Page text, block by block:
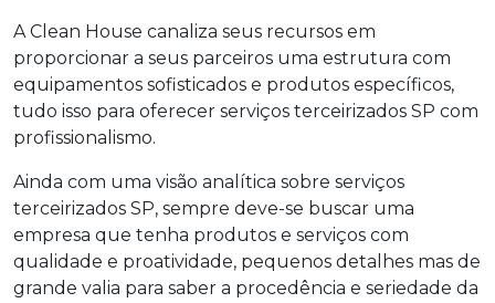
A Clean House canaliza seus recursos em
proporcionar a seus parceiros uma estrutura com
equipamentos sofisticados e produtos específicos,
tudo isso para oferecer serviços terceirizados SP com
profissionalismo.
Ainda com uma visão analítica sobre serviços
terceirizados SP, sempre deve-se buscar uma
empresa que tenha produtos e serviços com
qualidade e proatividade, pequenos detalhes mas de
grande valia para saber a procedência e seriedade da